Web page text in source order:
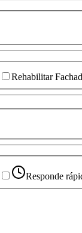
Rehabilitar
Responde